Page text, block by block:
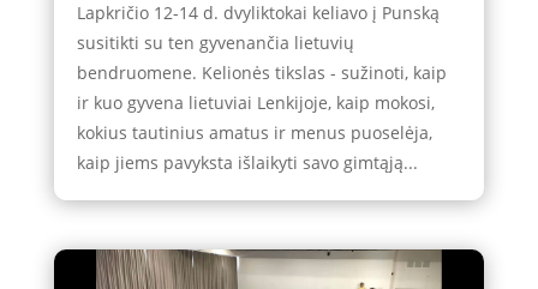
Lapkričio 12-14 d. dvyliktokai keliavo į Punską
susitikti su ten gyvenančia lietuvių
bendruomene. Kelionės tikslas - sužinoti, kaip
ir kuo gyvena lietuviai Lenkijoje, kaip mokosi,
kokius tautinius amatus ir menus puoselėja,
kaip jiems pavyksta išlaikyti savo gimtąją...